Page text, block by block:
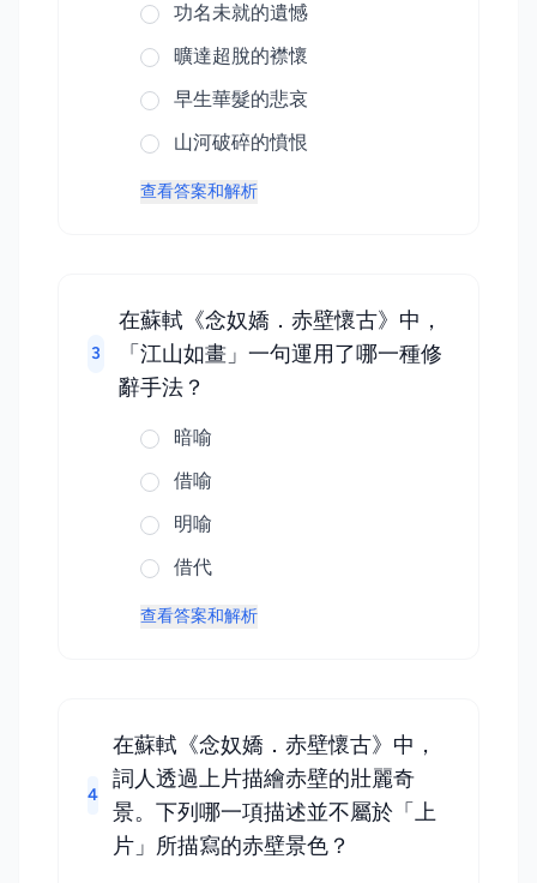
功名未就的遺憾
曠達超脫的襟懷
早生華髮的悲哀
山河破碎的憤恨
查看答案和解析
3
在蘇軾《念奴嬌．赤壁懷古》中，
「江山如畫」一句運用了哪一種修
辭手法？
暗喻
借喻
明喻
借代
查看答案和解析
4
在蘇軾《念奴嬌．赤壁懷古》中，
詞人透過上片描繪赤壁的壯麗奇
景。下列哪一項描述並不屬於「上
片」所描寫的赤壁景色？